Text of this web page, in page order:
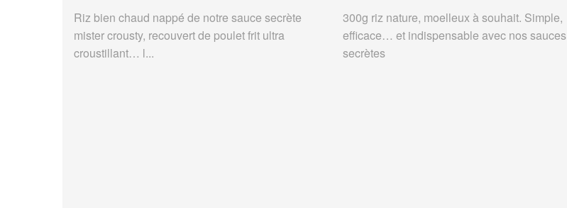
Riz bien chaud nappé de notre sauce secrète
mister crousty, recouvert de poulet frit ultra
croustillant… l...
300g riz nature, moelleux à souhait. Simple,
efficace… et indispensable avec nos sauces
secrètes